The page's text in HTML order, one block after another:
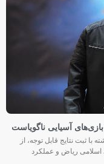
ثبت نتایج قابل توجه، از
ریاض و عملکرد